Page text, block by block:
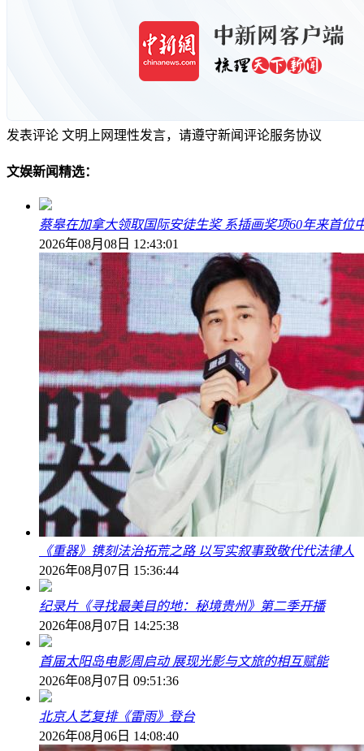
发表评论 文明上网理性发言，请遵守新闻评论服务协议
文娱新闻精选：
蔡皋在加拿大领取国际安徒生奖 系插画奖项60年来首位
2026年08月08日 12:43:01
《重器》镌刻法治拓荒之路 以写实叙事致敬代代法律人
2026年08月07日 15:36:44
纪录片《寻找最美目的地：秘境贵州》第二季开播
2026年08月07日 14:25:38
首届太阳岛电影周启动 展现光影与文旅的相互赋能
2026年08月07日 09:51:36
北京人艺复排《雷雨》登台
2026年08月06日 14:08:40